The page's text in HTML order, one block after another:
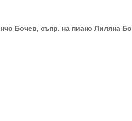
Бочев, съпр. на пиано Лиляна